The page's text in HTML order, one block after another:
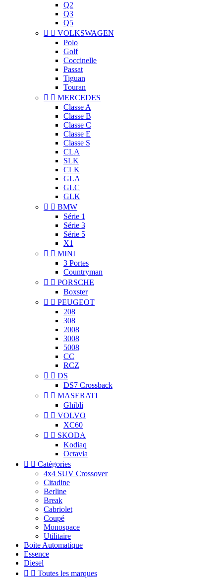
Q2
Q3
Q5
  VOLKSWAGEN
Polo
Golf
Coccinelle
Passat
Tiguan
Touran
  MERCEDES
Classe A
Classe B
Classe C
Classe E
Classe S
CLA
SLK
CLK
GLA
GLC
GLK
  BMW
Série 1
Série 3
Série 5
X1
  MINI
3 Portes
Countryman
  PORSCHE
Boxster
  PEUGEOT
208
308
2008
3008
5008
CC
RCZ
  DS
DS7 Crossback
  MASERATI
Ghibli
  VOLVO
XC60
  SKODA
Kodiaq
Octavia
  Catégories
4x4 SUV Crossover
Citadine
Berline
Break
Cabriolet
Coupé
Monospace
Utilitaire
Boite Automatique
Essence
Diesel
  Toutes les marques